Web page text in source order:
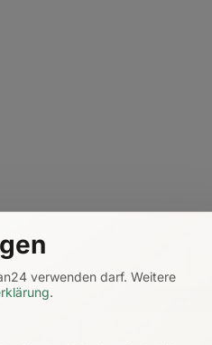
verwenden darf. Weitere
.